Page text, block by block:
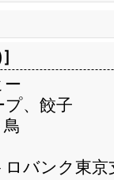
］
ー
プ、餃子
バンク東京